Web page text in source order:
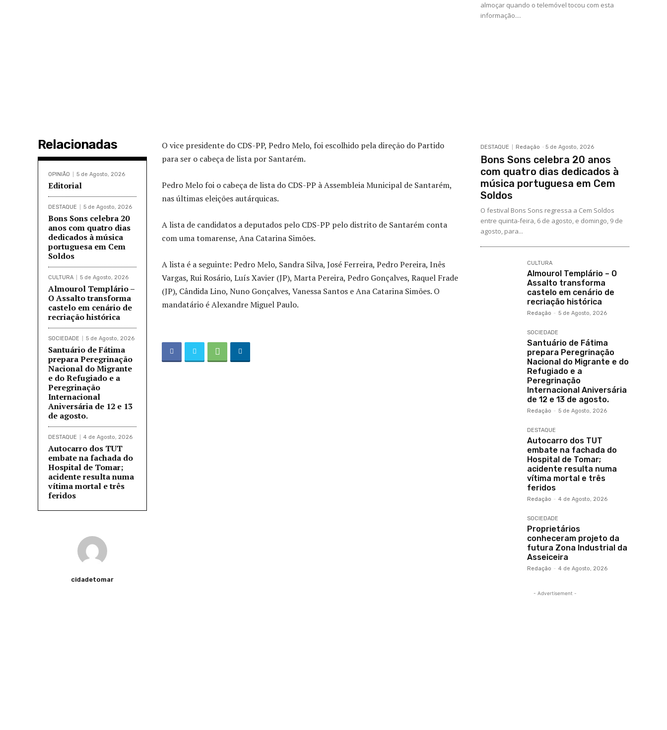
Relacionadas
OPINIÃO 5 de Agosto, 2026
Editorial
DESTAQUE 5 de Agosto, 2026
Bons Sons celebra 20
anos com quatro dias
dedicados à música
portuguesa em Cem
Soldos
CULTURA 5 de Agosto, 2026
Almourol Templário –
O Assalto transforma
castelo em cenário de
recriação histórica
SOCIEDADE 5 de Agosto, 2026
Santuário de Fátima
prepara Peregrinação
Nacional do Migrante
e do Refugiado e a
Peregrinação
Internacional
Aniversária de 12 e 13
de agosto.
DESTAQUE 4 de Agosto, 2026
Autocarro dos TUT
embate na fachada do
Hospital de Tomar;
acidente resulta numa
vítima mortal e três
feridos
cidadetomar
O vice presidente do CDS-PP, Pedro Melo, foi escolhido pela direção do Partido
para ser o cabeça de lista por Santarém.
Pedro Melo foi o cabeça de lista do CDS-PP à Assembleia Municipal de Santarém,
nas últimas eleições autárquicas.
A lista de candidatos a deputados pelo CDS-PP pelo distrito de Santarém conta
com uma tomarense, Ana Catarina Simões.
A lista é a seguinte: Pedro Melo, Sandra Silva, José Ferreira, Pedro Pereira, Inês
Vargas, Rui Rosário, Luís Xavier (JP), Marta Pereira, Pedro Gonçalves, Raquel Frade
(JP), Cândida Lino, Nuno Gonçalves, Vanessa Santos e Ana Catarina Simões. O
mandatário é Alexandre Miguel Paulo.
almoçar quando o telemóvel tocou com esta
informação....
DESTAQUE Redação - 5 de Agosto, 2026
Bons Sons celebra 20 anos
com quatro dias dedicados à
música portuguesa em Cem
Soldos
O festival Bons Sons regressa a Cem Soldos
entre quinta-feira, 6 de agosto, e domingo, 9 de
agosto, para...
CULTURA
Almourol Templário – O
Assalto transforma
castelo em cenário de
recriação histórica
Redação - 5 de Agosto, 2026
SOCIEDADE
Santuário de Fátima
prepara Peregrinação
Nacional do Migrante e do
Refugiado e a
Peregrinação
Internacional Aniversária
de 12 e 13 de agosto.
Redação - 5 de Agosto, 2026
DESTAQUE
Autocarro dos TUT
embate na fachada do
Hospital de Tomar;
acidente resulta numa
vítima mortal e três
feridos
Redação - 4 de Agosto, 2026
SOCIEDADE
Proprietários
conheceram projeto da
futura Zona Industrial da
Asseiceira
Redação - 4 de Agosto, 2026
- Advertisement -